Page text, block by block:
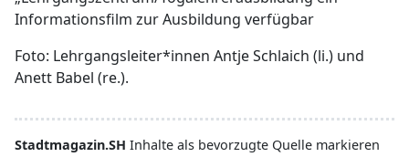
Informationsfilm zur Ausbildung verfügbar
Foto: Lehrgangsleiter*innen Antje Schlaich (li.) und
Anett Babel (re.).
Stadtmagazin.SH Inhalte als bevorzugte Quelle markieren